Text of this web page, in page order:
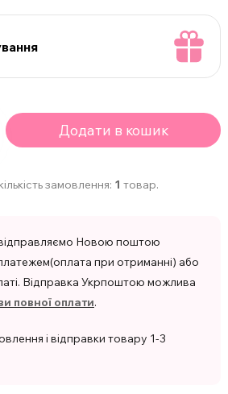
Додати в кошик
замовлення: 1 товар.
Новою поштою
при отриманні) або
Відправка Укрпоштою можлива
повної оплати.
і відправки товару 1-3